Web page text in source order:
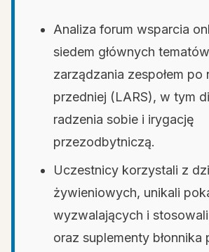
Analiza forum wsparcia
siedem głównych
zarządzania zespołem po
przedniej (LARS), w tym
radzenia sobie i irygację
przezodbytniczą.
Uczestnicy korzystali z
żywieniowych, unikali
wyzwalających i
oraz suplementy błonnika